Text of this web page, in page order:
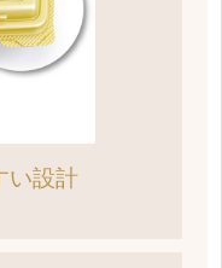
い設計